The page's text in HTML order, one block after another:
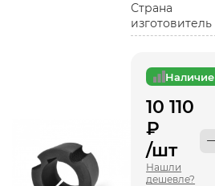
Страна
изготовитель
Наличие
10 110
₽
/шт
Нашли
дешевле?